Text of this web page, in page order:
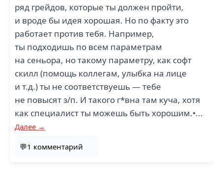
ряд грейдов, которые ты должен пройти,
и вроде бы идея хорошая. Но по факту это
работает против тебя. Например,
ты подходишь по всем параметрам
на сеньора, но такому параметру, как софт
скилл (помощь коллегам, улыбка на лице
и т.д.) ты не соответствуешь — тебе
не повысят з/п. И такого г*вна там куча, хотя
как специалист ты можешь быть хорошим.•...
Далее →
💬1 комментарий